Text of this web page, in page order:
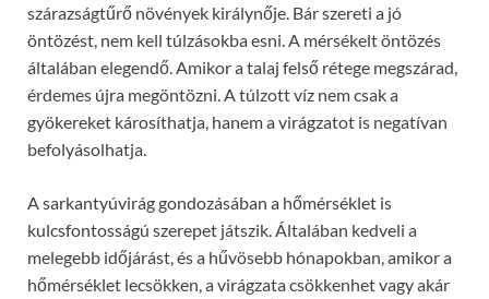
szárazságtűrő növények királynője. Bár szereti a jó
öntözést, nem kell túlzásokba esni. A mérsékelt öntözés
általában elegendő. Amikor a talaj felső rétege megszárad,
érdemes újra megöntözni. A túlzott víz nem csak a
gyökereket károsíthatja, hanem a virágzatot is negatívan
befolyásolhatja.
A sarkantyúvirág gondozásában a hőmérséklet is
kulcsfontosságú szerepet játszik. Általában kedveli a
melegebb időjárást, és a hűvösebb hónapokban, amikor a
hőmérséklet lecsökken, a virágzata csökkenhet vagy akár